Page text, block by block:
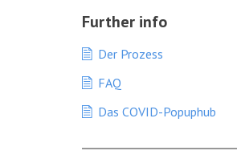
Further info
Der Prozess
FAQ
Das COVID-Popuphub